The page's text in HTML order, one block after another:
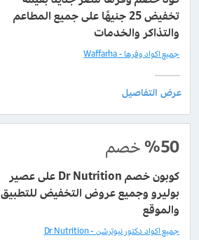
تخفيض 25 جنيهًا على جميع المطاعم
والتذاكر والخدمات
جميع اكواد وفرها - Waffarha
%50خصم
كوبون خصم Dr Nutrition على عصير
بوليرو وجميع عروض التخفيض للتطبيق
والموقع
جميع اكواد دكتور نيوترشن - Dr Nutrition